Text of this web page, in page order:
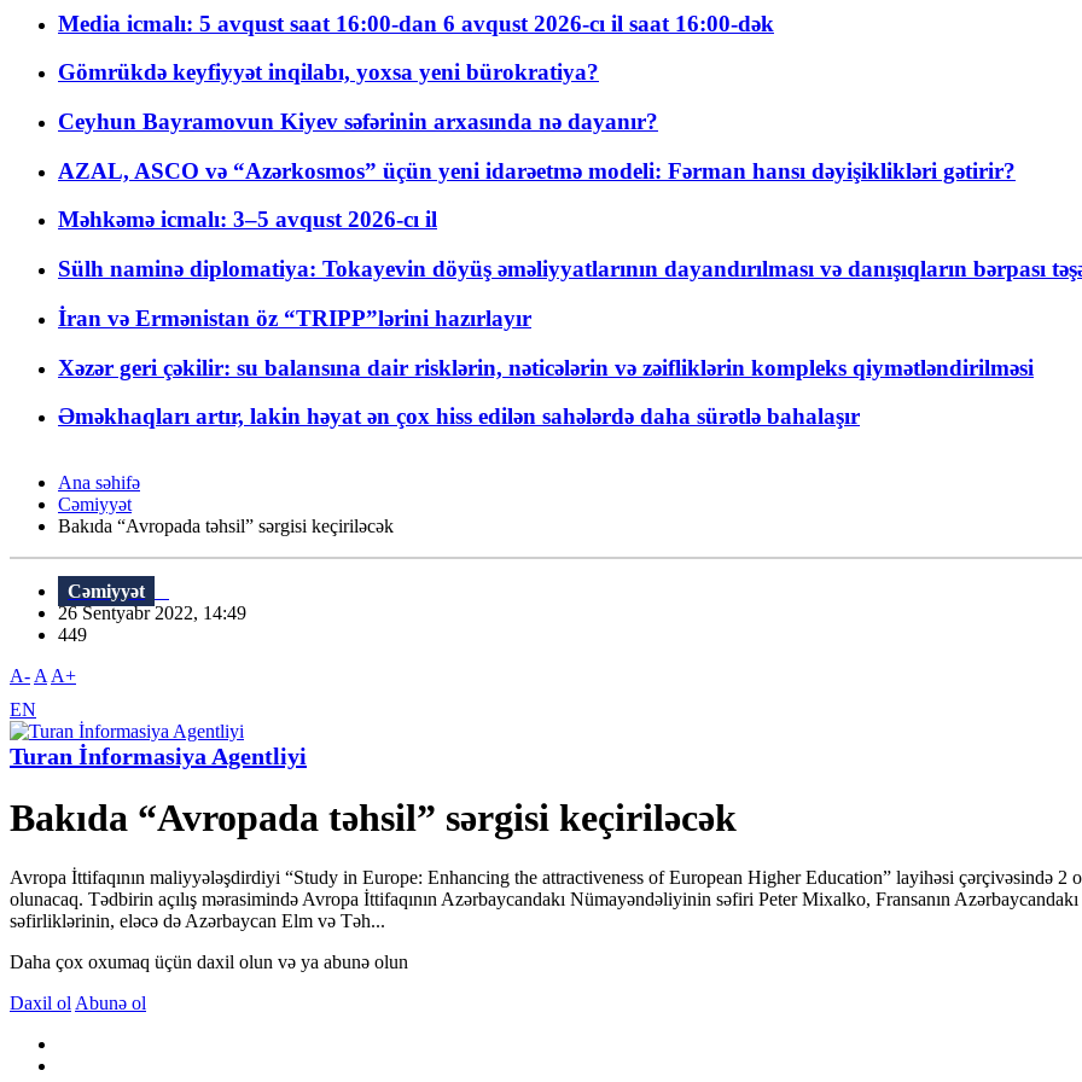
Media icmalı: 5 avqust saat 16:00-dan 6 avqust 2026-cı il saat 16:00-dək
Gömrükdə keyfiyyət inqilabı, yoxsa yeni bürokratiya?
Ceyhun Bayramovun Kiyev səfərinin arxasında nə dayanır?
AZAL, ASCO və “Azərkosmos” üçün yeni idarəetmə modeli: Fərman hansı dəyişiklikləri gətirir?
Məhkəmə icmalı: 3–5 avqust 2026-cı il
Sülh naminə diplomatiya: Tokayevin döyüş əməliyyatlarının dayandırılması və danışıqların bərpası
İran və Ermənistan öz “TRIPP”lərini hazırlayır
Xəzər geri çəkilir: su balansına dair risklərin, nəticələrin və zəifliklərin kompleks qiymətləndirilməsi
Əməkhaqları artır, lakin həyat ən çox hiss edilən sahələrdə daha sürətlə bahalaşır
Ana səhifə
Cəmiyyət
Bakıda “Avropada təhsil” sərgisi keçiriləcək
Cəmiyyət
26 Sentyabr 2022, 14:49
449
A- A A+
EN
Turan İnformasiya Agentliyi
Bakıda “Avropada təhsil” sərgisi keçiriləcək
Avropa İttifaqının maliyyələşdirdiyi “Study in Europe: Enhancing the attractiveness of European Higher Education” layihəsi çərçivəsində 2
olunacaq. Tədbirin açılış mərasimində Avropa İttifaqının Azərbaycandakı Nümayəndəliyinin səfiri Peter Mixalko, Fransanın
səfirliklərinin, eləcə də Azərbaycan Elm və Təh...
Daha çox oxumaq üçün daxil olun və ya abunə olun
Daxil ol Abunə ol